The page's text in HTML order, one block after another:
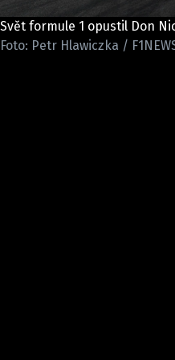
Svět formule 1 opustil Don
Foto: Petr Hlawiczka /